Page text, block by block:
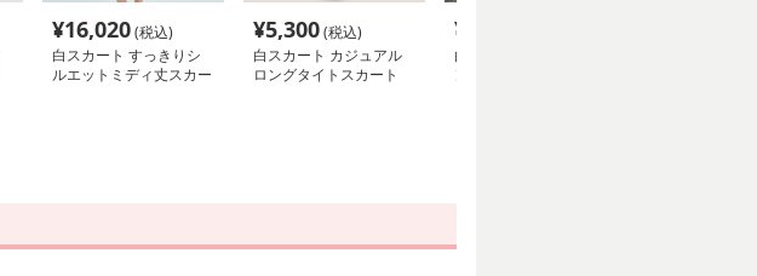
¥16,020(税込)
白スカート すっきりシ
ルエットミディ丈スカー
¥5,300(税込)
白スカート カジュアル
ロングタイトスカート
¥
白スカート シンプルロ
ングスリットデニムスカ